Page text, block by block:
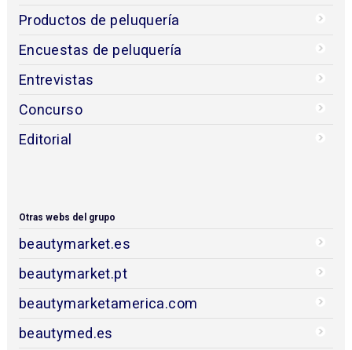
Productos de peluquería
Encuestas de peluquería
Entrevistas
Concurso
Editorial
Otras webs del grupo
beautymarket.es
beautymarket.pt
beautymarketamerica.com
beautymed.es